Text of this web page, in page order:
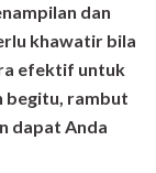
dan
khawatir bila
efektif untuk
begitu, rambut
dapat Anda